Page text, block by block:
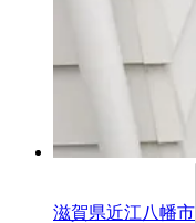
滋賀県近江八幡市